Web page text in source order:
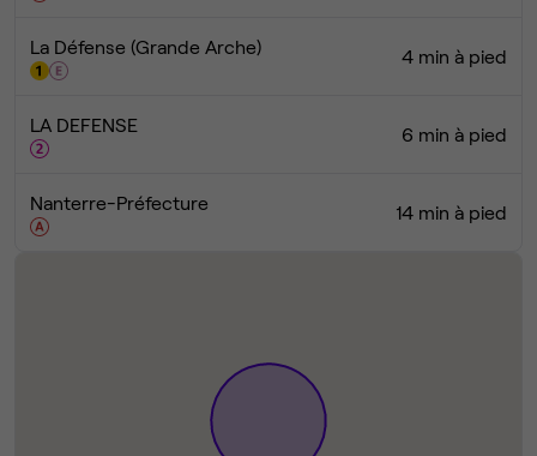
La Défense (Grande Arche) 4 min à pied
LA DEFENSE 6 min à pied
Nanterre-Préfecture 14 min à pied